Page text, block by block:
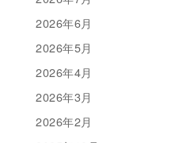
2026年6月
2026年5月
2026年4月
2026年3月
2026年2月